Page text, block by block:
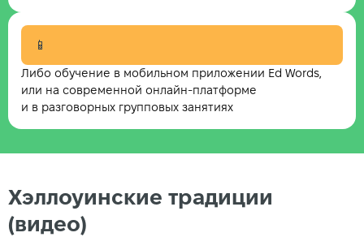
📱
Либо обучение в мобильном приложении Ed Words,
или на современной онлайн-платформе
и в разговорных групповых занятиях
Хэллоуинские традиции
(видео)